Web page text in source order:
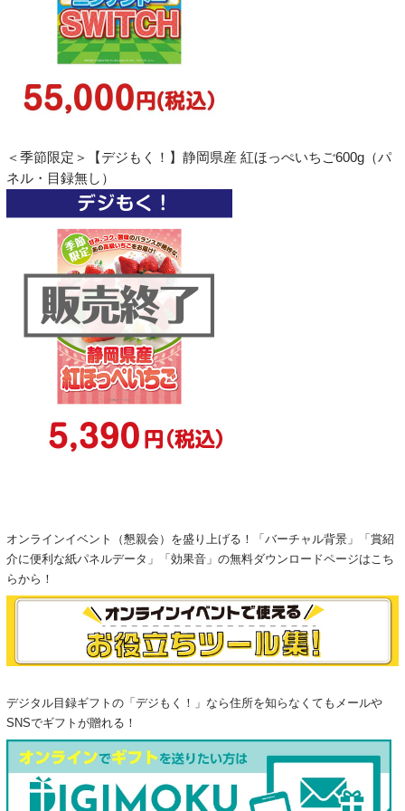
＜季節限定＞【デジもく！】静岡県産 紅ほっぺいちご600g（パ
ネル・目録無し）
オンラインイベント（懇親会）を盛り上げる！「バーチャル背景」「賞紹
介に便利な紙パネルデータ」「効果音」の無料ダウンロードページはこち
らから！
デジタル目録ギフトの「デジもく！」なら住所を知らなくてもメールや
SNSでギフトが贈れる！